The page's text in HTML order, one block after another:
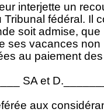
interjette un
Tribunal fédéral. Il
soit admise, que
ses vacances non
au paiement
SA et
aux